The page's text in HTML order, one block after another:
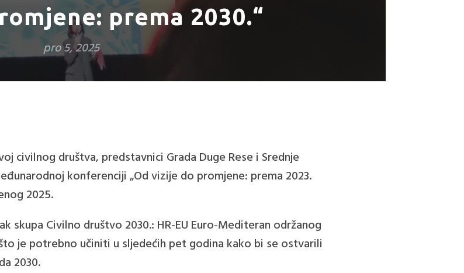
prema 2030.“
pro 5, 2025
civilnog društva, predstavnici Grada Duge Rese i Srednje
konferenciji „Od vizije do promjene: prema 2023.
2025.
skupa Civilno društvo 2030.: HR-EU Euro-Mediteran održanog
je potrebno učiniti u sljedećih pet godina kako bi se ostvarili
2030.